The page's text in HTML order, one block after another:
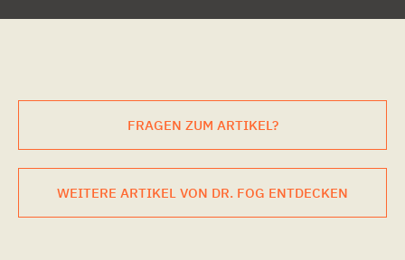
FRAGEN ZUM ARTIKEL?
WEITERE ARTIKEL VON DR. FOG ENTDECKEN